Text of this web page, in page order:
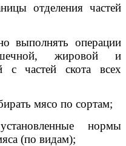
отделения частей
выполнять операции
жировой и
с частей скота всех
мясо по сортам;
нормы
(по видам);